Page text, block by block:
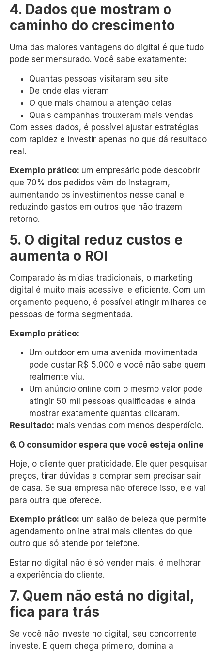
4. Dados que mostram o
caminho do crescimento
Uma das maiores vantagens do digital é que tudo
pode ser mensurado. Você sabe exatamente:
Quantas pessoas visitaram seu site
De onde elas vieram
O que mais chamou a atenção delas
Quais campanhas trouxeram mais vendas
Com esses dados, é possível ajustar estratégias
com rapidez e investir apenas no que dá resultado
real.
Exemplo prático: um empresário pode descobrir
que 70% dos pedidos vêm do Instagram,
aumentando os investimentos nesse canal e
reduzindo gastos em outros que não trazem
retorno.
5. O digital reduz custos e
aumenta o ROI
Comparado às mídias tradicionais, o marketing
digital é muito mais acessível e eficiente. Com um
orçamento pequeno, é possível atingir milhares de
pessoas de forma segmentada.
Exemplo prático:
Um outdoor em uma avenida movimentada
pode custar R$ 5.000 e você não sabe quem
realmente viu.
Um anúncio online com o mesmo valor pode
atingir 50 mil pessoas qualificadas e ainda
mostrar exatamente quantas clicaram.
Resultado: mais vendas com menos desperdício.
6. O consumidor espera que você esteja online
Hoje, o cliente quer praticidade. Ele quer pesquisar
preços, tirar dúvidas e comprar sem precisar sair
de casa. Se sua empresa não oferece isso, ele vai
para outra que oferece.
Exemplo prático: um salão de beleza que permite
agendamento online atrai mais clientes do que
outro que só atende por telefone.
Estar no digital não é só vender mais, é melhorar
a experiência do cliente.
7. Quem não está no digital,
fica para trás
Se você não investe no digital, seu concorrente
investe. E quem chega primeiro, domina a